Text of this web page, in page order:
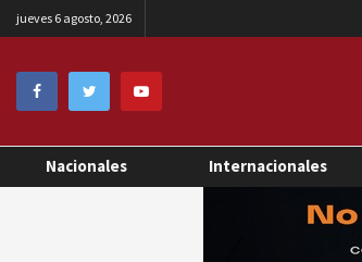
jueves 6 agosto, 2026
Nacionales Internacionales